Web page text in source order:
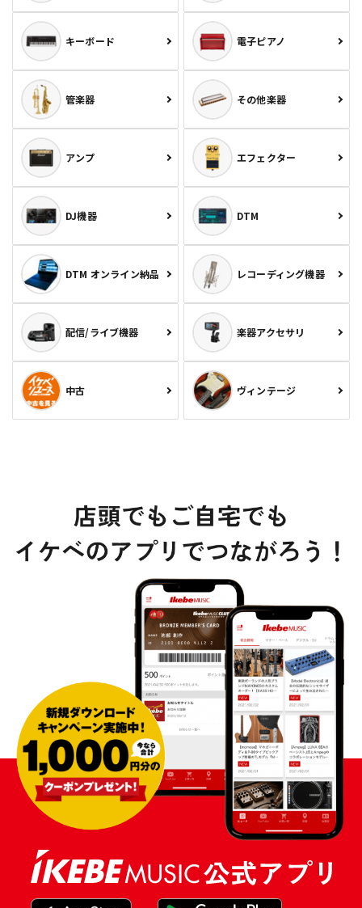
キーボード 電子ピアノ
管楽器 その他楽器
アンプ エフェクター
DJ機器 DTM
DTM オンライン納品 レコーディング機器
配信/ライブ機器 楽器アクセサリ
中古 ヴィンテージ